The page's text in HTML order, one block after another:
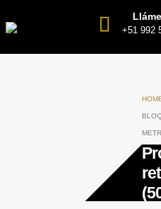
+51 992